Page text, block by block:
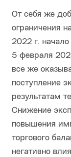
От себя же
ограничения
2022 г.
5 февраля
все же
поступление
результатам
Снижение
повышения
торгового
негативно